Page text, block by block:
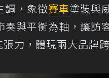
調，象徵賽車塗裝與
與平衡為軸，讓訪
力，體現兩大品牌